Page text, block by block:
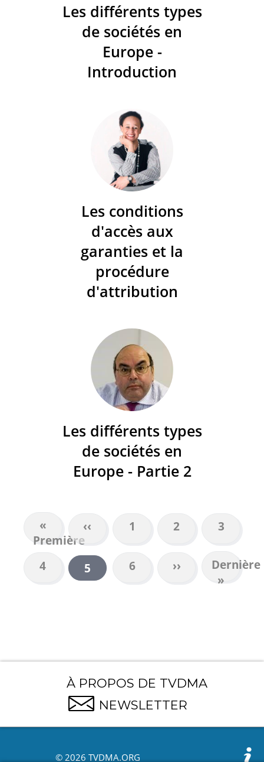
Les différents types
de sociétés en
Europe -
Introduction
Les conditions
d'accès aux
garanties et la
procédure
d'attribution
Les différents types
de sociétés en
Europe - Partie 2
PAGINATION
Première
page
«
Première
Page
précédente
‹‹ Page
1 Page
2 Page
3
Page
4
Page
courante
5 Page
6
Page
suivante
››
Dernière
page
Dernière
»
À PROPOS DE TVDMA
NEWSLETTER
© 2026 TVDMA.ORG